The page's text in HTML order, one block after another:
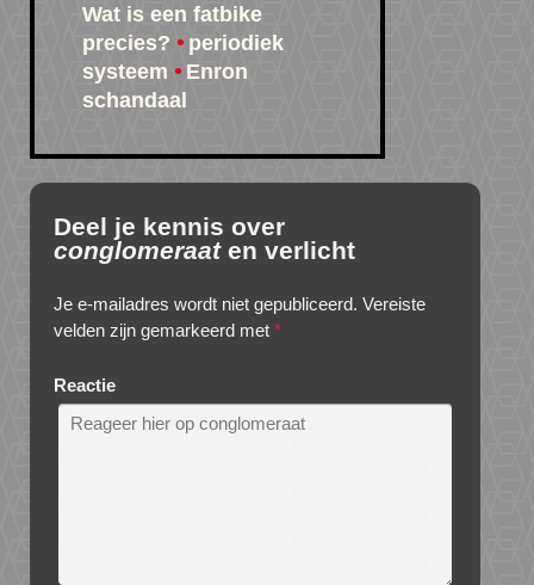
Wat is een fatbike
precies?
periodiek
systeem
Enron
schandaal
Deel je kennis over
conglomeraaten verlicht
Je e-mailadres wordt niet gepubliceerd. Vereiste
velden zijn gemarkeerd met *
Reactie